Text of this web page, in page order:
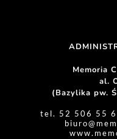
Memoria
al.
(Bazylika pw.
tel. 52 506 55
biuro